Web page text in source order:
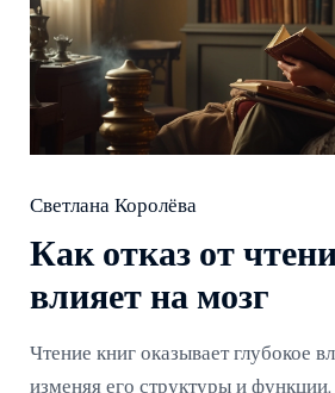
Светлана Королёва
Как отказ от
влияет на мозг
Чтение книг оказывает глубокое
изменяя его структуры и функции.